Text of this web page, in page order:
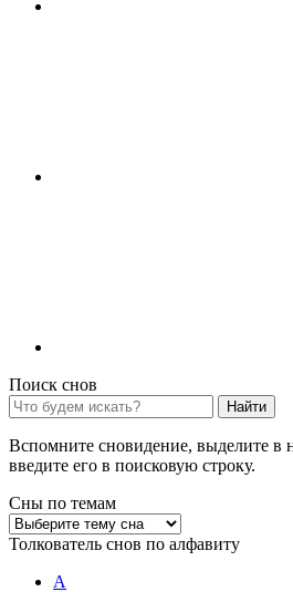
Поиск снов
Найти
Вспомните сновидение, выделите в
введите его в поисковую строку.
Сны по темам
Толкователь снов по алфавиту
А